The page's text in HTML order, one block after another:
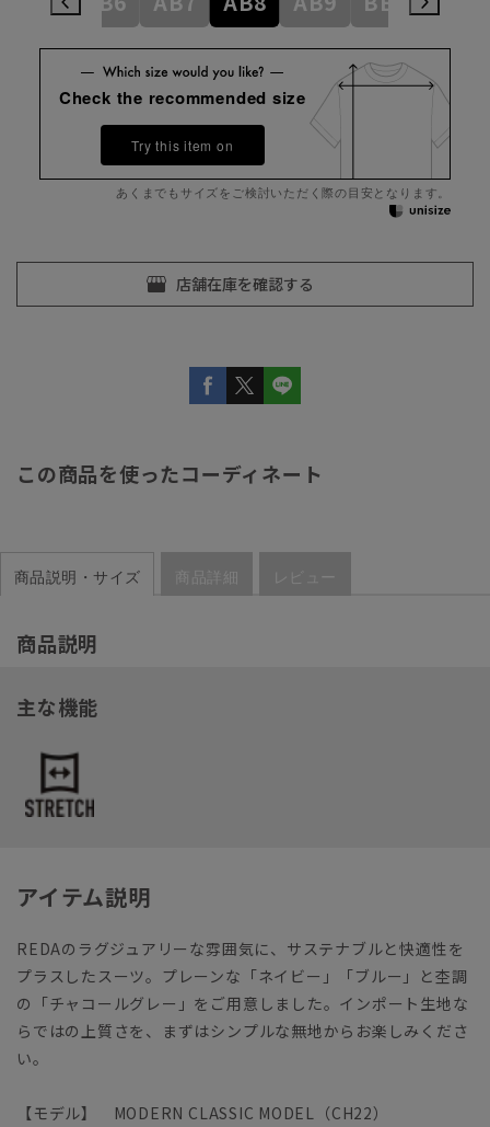
Check the recommended size
Try this item on
あくまでもサイズをご検討いただく際の目安となります。
この商品を使ったコーディネート
商品説明・サイズ 商品詳細 レビュー
商品説明
主な機能
アイテム説明
REDAのラグジュアリーな雰囲気に、サステナブルと快適性を
プラスしたスーツ。プレーンな「ネイビー」「ブルー」と杢調
の「チャコールグレー」をご用意しました。インポート生地な
らではの上質さを、まずはシンプルな無地からお楽しみくださ
い。
【モデル】 MODERN CLASSIC MODEL（CH22）